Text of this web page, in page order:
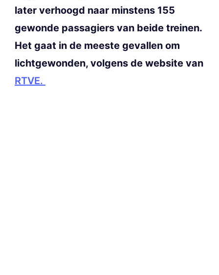
later verhoogd naar minstens 155
gewonde passagiers van beide treinen.
Het gaat in de meeste gevallen om
lichtgewonden, volgens de website van
RTVE.